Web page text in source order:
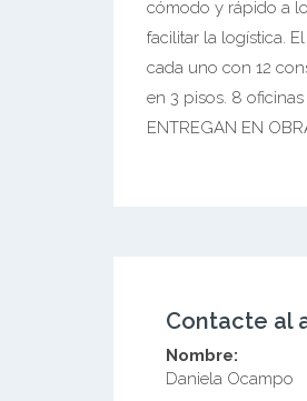
cómodo y rápido a
facilitar la logística.
cada uno con 12
en 3 pisos. 8
ENTREGAN EN
Contacte al
Nombre:
Daniela Ocampo